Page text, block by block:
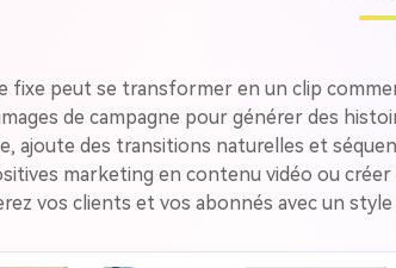
fixe peut se transformer en un clip
de campagne pour générer des
ajoute des transitions naturelles et
marketing en contenu vidéo ou créer
vos clients et vos abonnés avec un